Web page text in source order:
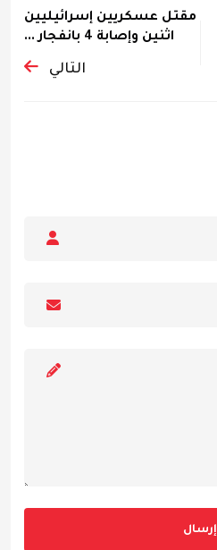
مقتل عسكريين إسرائيليين
اثنين وإصابة 4 بانفجار ...
التالي
إرسال